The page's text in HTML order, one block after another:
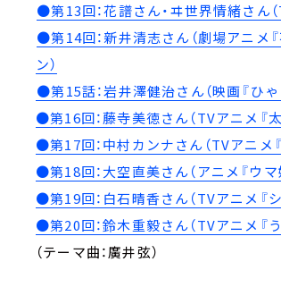
●第13回：花譜さん・ヰ世界情緒さん（
●第14回：新井清志さん（劇場アニ
ン）⁠
⁠●第15話：岩井澤健治さん（映画『ひゃ
●第16回：藤寺美徳さん（TVアニメ『
●第17回：中村カンナさん（TVアニメ
●第18回：大空直美さん（アニメ『ウ
●第19回：白石晴香さん（TVアニメ『
●第20回：鈴木重毅さん（TVアニメ『
（テーマ曲：廣井弦）